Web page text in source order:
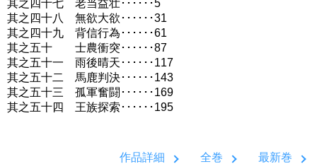
其之四十七 老当益壮･･････5
其之四十八 無欲大欲･･････31
其之四十九 背信行為･･････61
其之五十 士農衝突･･････87
其之五十一 雨後晴天･･････117
其之五十二 馬鹿判決･･････143
其之五十三 孤軍奮闘･･････169
其之五十四 王族探索･･････195
作品詳細 全巻 最新巻